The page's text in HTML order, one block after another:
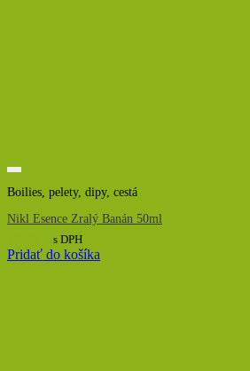
Boilies, pelety, dipy, cestá
Nikl Esence Zralý Banán 50ml
s DPH
Pridať do košíka